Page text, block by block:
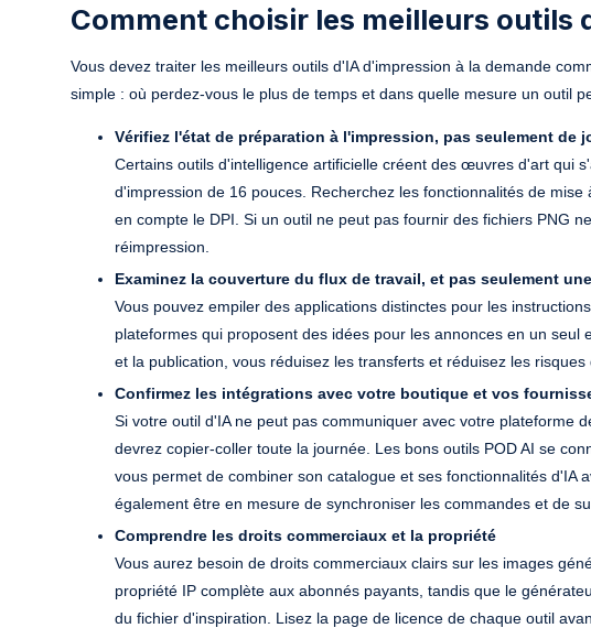
Comment choisir les meilleurs outils
Vous devez traiter les meilleurs outils d'IA d'impression à la demande
simple : où perdez-vous le plus de temps et dans quelle mesure un outil
Vérifiez l'état de préparation à l'impression, pas seulement de
Certains outils d'intelligence artificielle créent des œuvres d'art qui
d'impression de 16 pouces. Recherchez les fonctionnalités de
en compte le DPI. Si un outil ne peut pas fournir des fichiers PNG
réimpression.
Examinez la couverture du flux de travail, et pas seulement
Vous pouvez empiler des applications distinctes pour les
plateformes qui proposent des idées pour les annonces en un
et la publication, vous réduisez les transferts et réduisez les
Confirmez les intégrations avec votre boutique et vos
Si votre outil d'IA ne peut pas communiquer avec votre plateforme
devrez copier-coller toute la journée. Les bons outils POD AI se
vous permet de combiner son catalogue et ses fonctionnalités d'IA
également être en mesure de synchroniser les commandes et de
Comprendre les droits commerciaux et la propriété
Vous aurez besoin de droits commerciaux clairs sur les images
propriété IP complète aux abonnés payants, tandis que le
du fichier d'inspiration. Lisez la page de licence de chaque outil